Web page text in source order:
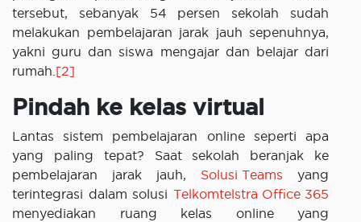
tersebut, sebanyak 54 persen sekolah sudah
melakukan pembelajaran jarak jauh sepenuhnya,
yakni guru dan siswa mengajar dan belajar dari
rumah. [2]
Pindah ke kelas virtual
Lantas sistem pembelajaran online seperti apa
yang paling tepat? Saat sekolah beranjak ke
pembelajaran jarak jauh, Solusi Teams yang
terintegrasi dalam solusi Telkomtelstra Office 365
menyediakan ruang kelas online yang